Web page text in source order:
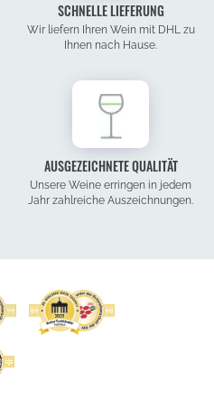
SCHNELLE LIEFERUNG
Wir liefern Ihren Wein mit DHL zu
Ihnen nach Hause.
AUSGEZEICHNETE QUALITÄT
Unsere Weine erringen in jedem
Jahr zahlreiche Auszeichnungen.